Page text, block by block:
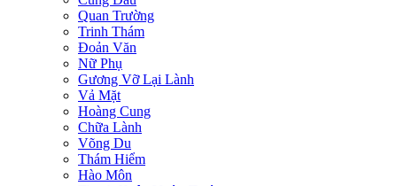
Quan Trường
Trinh Thám
Đoản Văn
Nữ Phụ
Gương Vỡ Lại Lành
Vả Mặt
Hoàng Cung
Chữa Lành
Võng Du
Thám Hiểm
Hào Môn